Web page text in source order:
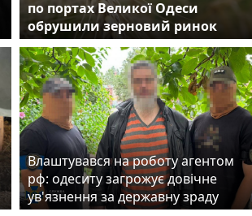
по портах Великої Одеси
обрушили зерновий ринок
Влаштувався на роботу агентом
рф: одеситу загрожує довічне
ув'язнення за державну зраду